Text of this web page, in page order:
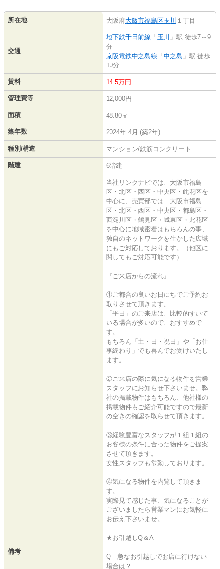
所在地 大阪府大阪市福島区玉川 １丁目
交通
地下鉄千日前線 「 玉川 」駅 徒歩7～9
分
京阪電鉄中之島線 「 中之島 」駅 徒歩
10分
賃料 14.5万円
管理費等 12,000円
面積 48.80㎡
築年数 2024年 4月 (築2年)
種別/構造 マンション/鉄筋コンクリート
階建 6階建
備考
当社リンクナビでは、大阪市福島
区・北区・西区・中央区・此花区を
中心に、売買部では、大阪市福島
区・北区・西区・中央区・都島区・
西淀川区・鶴見区・城東区・此花区
を中心に地域密着はもちろんの事、
独自のネットワークを生かした広域
にもご対応しております。（他区に
関してもご対応可能です）
『ご来店からの流れ』
①ご都合の良いお日にちでご予約お
取りさせて頂きます。
「平日」のご来店は、比較的すいて
いる場合が多いので、おすすめで
す。
もちろん「土・日・祝日」や「お仕
事終わり」でも喜んでお受けいたし
ます。
②ご来店の際に気になる物件を営業
スタッフにお知らせ下さいませ。弊
社の掲載物件はもちろん、他社様の
掲載物件もご紹介可能ですので最新
の空きの確認を取らせて頂きます。
③経験豊富なスタッフが１組１組の
お客様の条件に合った物件をご提案
させて頂きます。
女性スタッフも常勤しております。
④気になる物件を内覧して頂きま
す。
実際見て感じた事、気になることが
ございましたら営業マンにお気軽に
お伝え下さいませ。
★お引越しQ＆A
Q 急なお引越しでお店に行けない
場合は？